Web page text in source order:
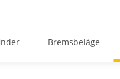
Bremsbeläge